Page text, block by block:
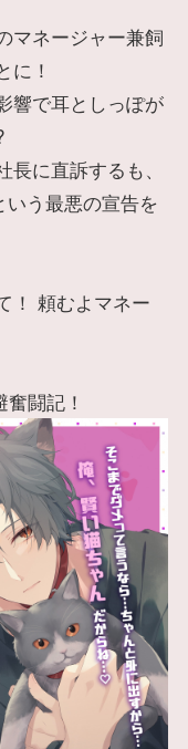
マネージャー兼飼
に！
響で耳としっぽが
に直訴するも、
いう最悪の宣告を
！ 頼むよマネー
闘記！